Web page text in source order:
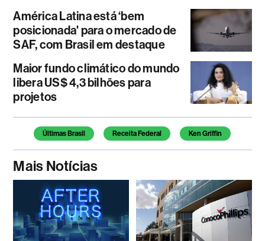
América Latina está ‘bem
posicionada' para o mercado de
SAF, com Brasil em destaque
Maior fundo climático do mundo
libera US$ 4,3 bilhões para
projetos
Temas deste artigo
Últimas Brasil Receita Federal Ken Griffin
Mais Notícias